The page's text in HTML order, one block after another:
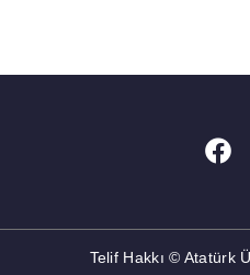
Telif Hakkı © Atatürk